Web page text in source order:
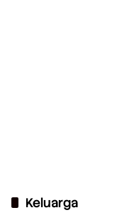
Keluarga